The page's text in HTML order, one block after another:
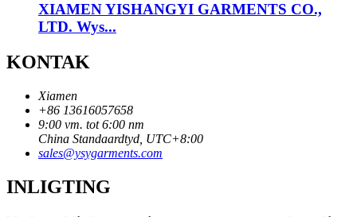
XIAMEN YISHANGYI GARMENTS CO.,
LTD. Wys...
KONTAK
Xiamen
+86 13616057658
9:00 vm. tot 6:00 nm
China Standaardtyd, UTC+8:00
sales@ysygarments.com
INLIGTING